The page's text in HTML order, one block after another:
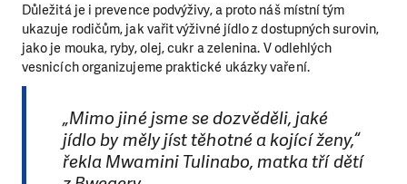
Důležitá je i prevence podvýživy, a proto náš místní tým
ukazuje rodičům, jak vařit výživné jídlo z dostupných surovin,
jako je mouka, ryby, olej, cukr a zelenina. V odlehlých
vesnicích organizujeme praktické ukázky vaření.
„Mimo jiné jsme se dozvěděli, jaké
jídlo by měly jíst těhotné a kojící ženy,“
řekla Mwamini Tulinabo, matka tří dětí